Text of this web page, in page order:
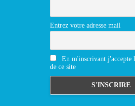
Entrez votre adresse mail
En m'inscrivant j'accepte
de ce site